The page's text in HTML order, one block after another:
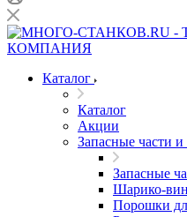
Каталог
Каталог
Акции
Запасные части и
Запасные
Шарико-
Порошки